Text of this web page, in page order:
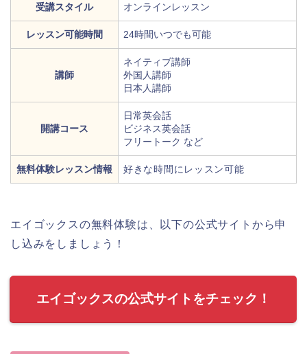
受講スタイル オンラインレッスン
レッスン可能時間 24時間いつでも可能
講師
ネイティブ講師
外国人講師
日本人講師
開講コース
日常英会話
ビジネス英会話
フリートーク など
無料体験レッスン情報 好きな時間にレッスン可能
エイゴックスの無料体験は、以下の公式サイトから申
し込みをしましょう！
エイゴックスの公式サイトをチェック！